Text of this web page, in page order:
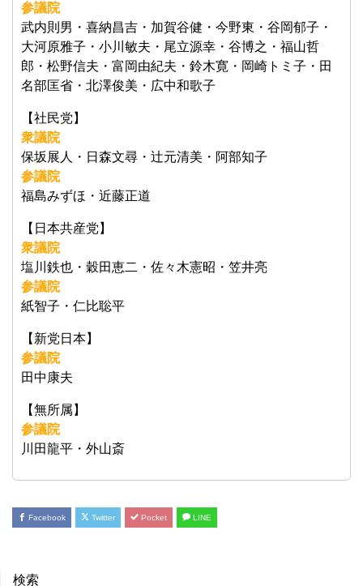
参議院
武内則男・喜納昌吉・加賀谷健・今野東・谷岡郁子・
大河原雅子・小川敏夫・尾立源幸・谷博之・福山哲
郎・松野信夫・富岡由紀夫・鈴木寛・岡崎トミ子・田
名部匡省・北澤俊美・広中和歌子
【社民党】
衆議院
保坂展人・日森文尋・辻元清美・阿部知子
参議院
福島みずほ・近藤正道
【日本共産党】
衆議院
塩川鉄也・穀田恵二・佐々木憲昭・笠井亮
参議院
紙智子・仁比聡平
【新党日本】
参議院
田中康夫
【無所属】
参議院
川田龍平・外山斎
Facebook Twitter Pocket LINE
検索